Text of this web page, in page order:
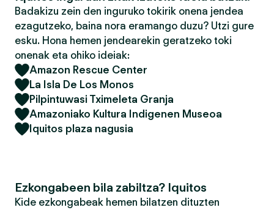
Badakizu zein den inguruko tokirik onena jendea
ezagutzeko, baina nora eramango duzu? Utzi gure
esku. Hona hemen jendearekin geratzeko toki
onenak eta ohiko ideiak:
Amazon Rescue Center
La Isla De Los Monos
Pilpintuwasi Tximeleta Granja
Amazoniako Kultura Indigenen Museoa
Iquitos plaza nagusia
Ezkongabeen bila zabiltza? Iquitos
Kide ezkongabeak hemen bilatzen dituzten